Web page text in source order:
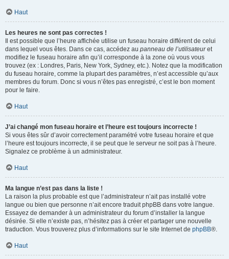
Haut
Les heures ne sont pas correctes !
Il est possible que l’heure affichée utilise un fuseau horaire différent de celui
dans lequel vous êtes. Dans ce cas, accédez au panneau de l’utilisateuret
modifiez le fuseau horaire afin qu’il corresponde à la zone où vous vous
trouvez (ex : Londres, Paris, New York, Sydney, etc.). Notez que la modification
du fuseau horaire, comme la plupart des paramètres, n’est accessible qu’aux
membres du forum. Donc si vous n’êtes pas enregistré, c’est le bon moment
pour le faire.
Haut
J’ai changé mon fuseau horaire et l’heure est toujours incorrecte !
Si vous êtes sûr d’avoir correctement paramétré votre fuseau horaire et que
l’heure est toujours incorrecte, il se peut que le serveur ne soit pas à l’heure.
Signalez ce problème à un administrateur.
Haut
Ma langue n’est pas dans la liste !
La raison la plus probable est que l’administrateur n’ait pas installé votre
langue ou bien que personne n’ait encore traduit phpBB dans votre langue.
Essayez de demander à un administrateur du forum d’installer la langue
désirée. Si elle n’existe pas, n’hésitez pas à créer et partager une nouvelle
traduction. Vous trouverez plus d’informations sur le site Internet de phpBB®.
Haut